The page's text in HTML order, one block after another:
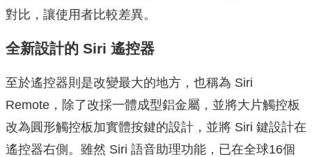
對比，讓使用者比較差異。
全新設計的 Siri 遙控器
至於遙控器則是改變最大的地方，也稱為 Siri
Remote，除了改採一體成型鋁金屬，並將大片觸控板
改為圓形觸控板加實體按鍵的設計，並將 Siri 鍵設計在
遙控器右側。雖然 Siri 語音助理功能，已在全球16個